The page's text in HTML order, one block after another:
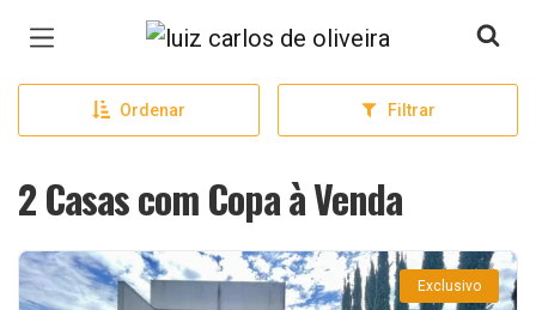
Página inicial
Ordenar Filtrar
2 Casas com Copa à Venda
Exclusivo